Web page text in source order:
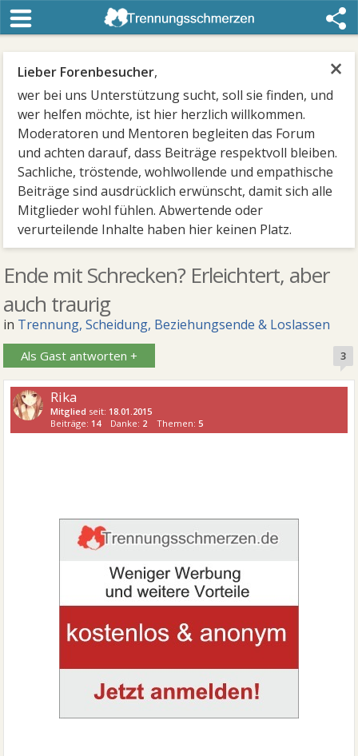
×
Lieber Forenbesucher,
wer bei uns Unterstützung sucht, soll sie finden, und
wer helfen möchte, ist hier herzlich willkommen.
Moderatoren und Mentoren begleiten das Forum
und achten darauf, dass Beiträge respektvoll bleiben.
Sachliche, tröstende, wohlwollende und empathische
Beiträge sind ausdrücklich erwünscht, damit sich alle
Mitglieder wohl fühlen. Abwertende oder
verurteilende Inhalte haben hier keinen Platz.
Ende mit Schrecken? Erleichtert, aber
auch traurig
in Trennung, Scheidung, Beziehungsende & Loslassen
Als Gast antworten + 3
Rika
Mitglied seit: 18.01.2015
Beiträge: 14 Danke: 2 Themen:5